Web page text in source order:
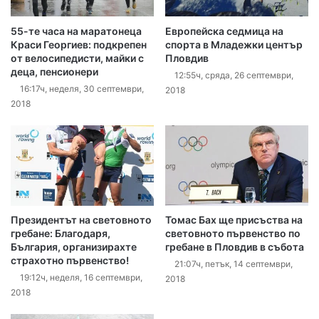
55-те часа на маратонеца
Краси Георгиев: подкрепен
от велосипедисти, майки с
деца, пенсионери
16:17ч, неделя, 30 септември,
2018
Европейска седмица на
спорта в Младежки център
Пловдив
12:55ч, сряда, 26 септември,
2018
Президентът на световното
гребане: Благодаря,
България, организирахте
страхотно първенство!
19:12ч, неделя, 16 септември,
2018
Томас Бах ще присъства на
световното първенство по
гребане в Пловдив в събота
21:07ч, петък, 14 септември,
2018